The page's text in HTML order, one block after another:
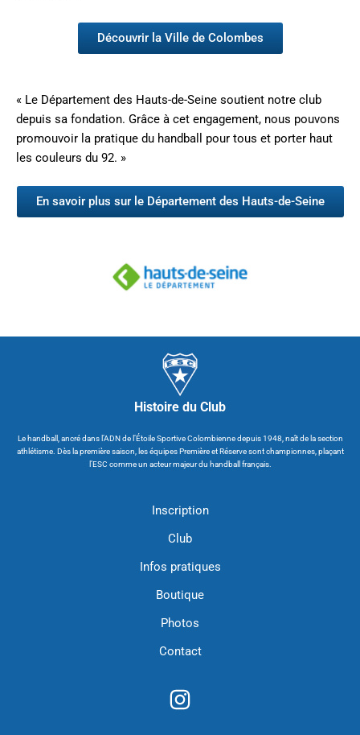
Découvrir la Ville de Colombes
« Le Département des Hauts-de-Seine soutient notre club
depuis sa fondation. Grâce à cet engagement, nous pouvons
promouvoir la pratique du handball pour tous et porter haut
les couleurs du 92. »
En savoir plus sur le Département des Hauts-de-Seine
Histoire du Club
Le handball, ancré dans l’ADN de l’Étoile Sportive Colombienne depuis 1948, naît de la section
athlétisme. Dès la première saison, les équipes Première et Réserve sont championnes, plaçant
l’ESC comme un acteur majeur du handball français.
Inscription
Club
Infos pratiques
Boutique
Photos
Contact
I
n